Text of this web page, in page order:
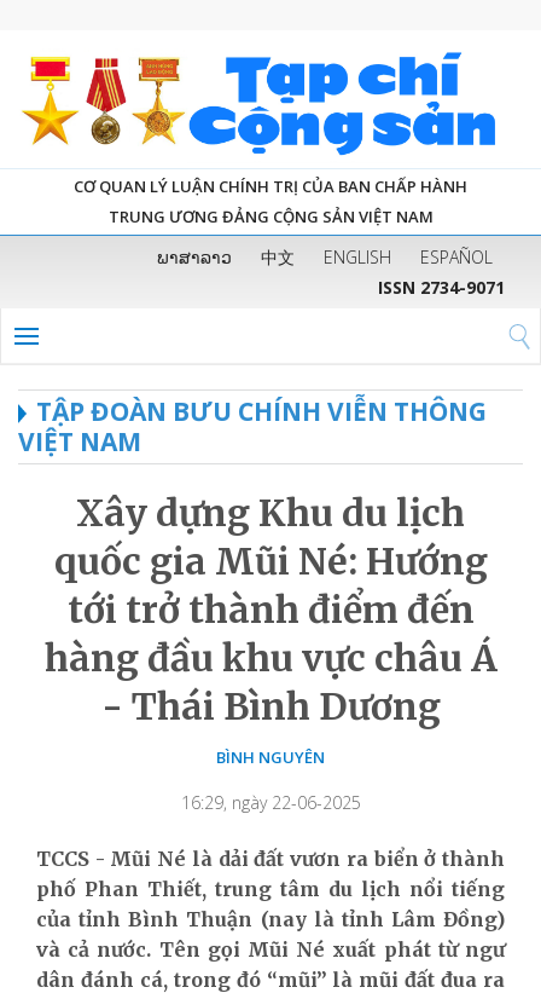
CƠ QUAN LÝ LUẬN CHÍNH TRỊ CỦA BAN CHẤP HÀNH
TRUNG ƯƠNG ĐẢNG CỘNG SẢN VIỆT NAM
ພາສາລາວ 中文 ENGLISH
ESPAÑOL
ISSN 2734-9071
TẬP ĐOÀN BƯU CHÍNH VIỄN THÔNG
VIỆT NAM
Xây dựng Khu du lịch
quốc gia Mũi Né: Hướng
tới trở thành điểm đến
hàng đầu khu vực châu Á
- Thái Bình Dương
BÌNH NGUYÊN
16:29, ngày 22-06-2025
TCCS - Mũi Né là dải đất vươn ra biển ở thành
phố Phan Thiết, trung tâm du lịch nổi tiếng
của tỉnh Bình Thuận (nay là tỉnh Lâm Đồng)
và cả nước. Tên gọi Mũi Né xuất phát từ ngư
dân đánh cá, trong đó “mũi” là mũi đất đua ra